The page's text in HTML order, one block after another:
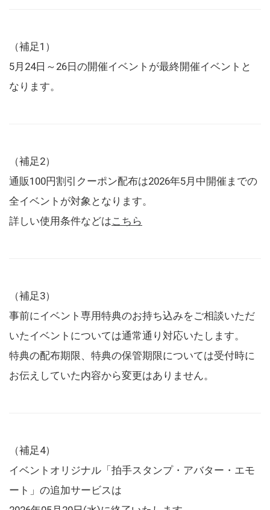
（補足1）
5月24日～26日の開催イベントが最終開催イベントと
なります。
（補足2）
通販100円割引クーポン配布は2026年5月中開催までの
全イベントが対象となります。
詳しい使用条件などはこちら
（補足3）
事前にイベント専用特典のお持ち込みをご相談いただ
いたイベントについては通常通り対応いたします。
特典の配布期限、特典の保管期限については受付時に
お伝えしていた内容から変更はありません。
（補足4）
イベントオリジナル「拍手スタンプ・アバター・エモ
ート」の追加サービスは